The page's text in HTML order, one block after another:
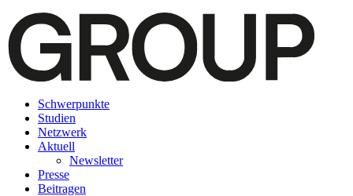
Schwerpunkte
Studien
Netzwerk
Aktuell
Newsletter
Presse
Beitragen